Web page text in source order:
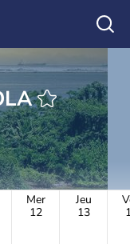
Mer
12
Jeu
13